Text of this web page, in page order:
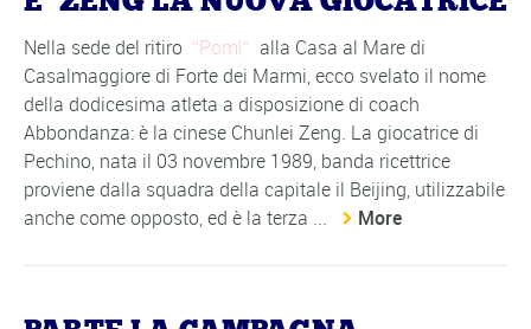
Nella sede del ritiro Pomì
alla Casa al Mare di
Casalmaggiore di Forte dei Marmi, ecco svelato il nome
della dodicesima atleta a disposizione di coach
Abbondanza: è la cinese Chunlei Zeng. La giocatrice di
Pechino, nata il 03 novembre 1989, banda ricettrice
proviene dalla squadra della capitale il Beijing, utilizzabile
anche come opposto, ed è la terza ...
More